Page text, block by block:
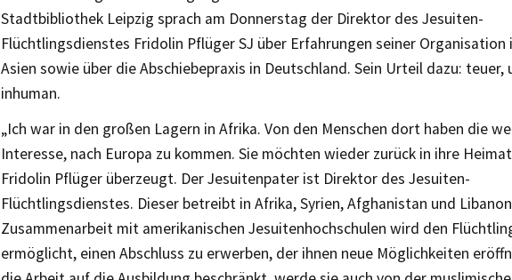
Stadtbibliothek Leipzig sprach am Donnerstag der Direktor des Jesuiten-
Flüchtlingsdienstes Fridolin Pflüger SJ über Erfahrungen seiner Organisation
Asien sowie über die Abschiebepraxis in Deutschland. Sein Urteil dazu: teuer,
inhuman.
„Ich war in den großen Lagern in Afrika. Von den Menschen dort haben die
Interesse, nach Europa zu kommen. Sie möchten wieder zurück in ihre
Fridolin Pflüger überzeugt. Der Jesuitenpater ist Direktor des Jesuiten-
Flüchtlingsdienstes. Dieser betreibt in Afrika, Syrien, Afghanistan und
Zusammenarbeit mit amerikanischen Jesuitenhochschulen wird den
ermöglicht, einen Abschluss zu erwerben, der ihnen neue Möglichkeiten